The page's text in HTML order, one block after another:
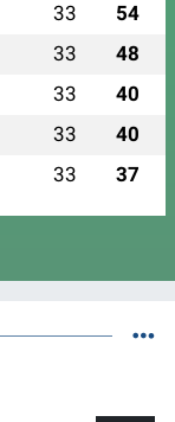
33 54
33 48
33 40
33 40
33 37